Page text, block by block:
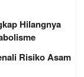
Hilangnya
Risiko Asam